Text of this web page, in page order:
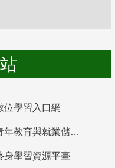
位學習入口網
青年教育與就業儲蓄帳戶
身學習資源平臺